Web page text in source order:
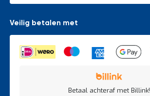
Veilig betalen met
Betaal achteraf met Billink!